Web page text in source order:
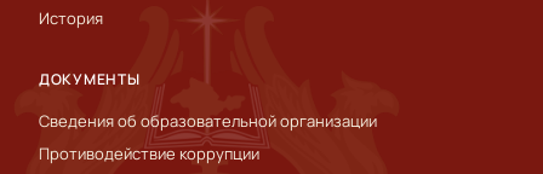
История
ДОКУМЕНТЫ
Сведения об образовательной организации
Противодействие коррупции